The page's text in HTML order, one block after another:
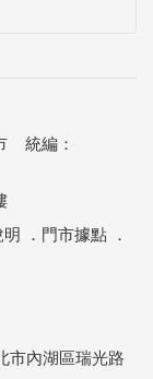
統編：
明 ． 門市據點 ．
市內湖區瑞光路